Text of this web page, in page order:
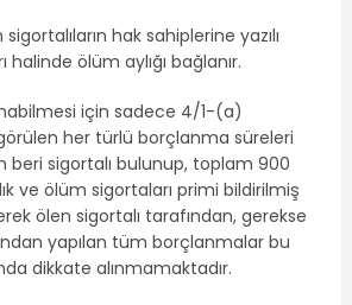
hak sahiplerine yazılı
ölüm aylığı bağlanır.
için sadece 4/1-(a)
her türlü borçlanma süreleri
beri sigortalı bulunup, toplam 900
ve ölüm sigortaları primi bildirilmiş
ölen sigortalı tarafından, gerekse
yapılan tüm borçlanmalar bu
dikkate alınmamaktadır.